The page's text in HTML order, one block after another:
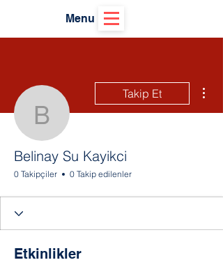
Menu
Belinay Su
Takip Et
Belinay Su Kayikci
0 Takipçiler 0 Takip edilenler
Etkinlikler